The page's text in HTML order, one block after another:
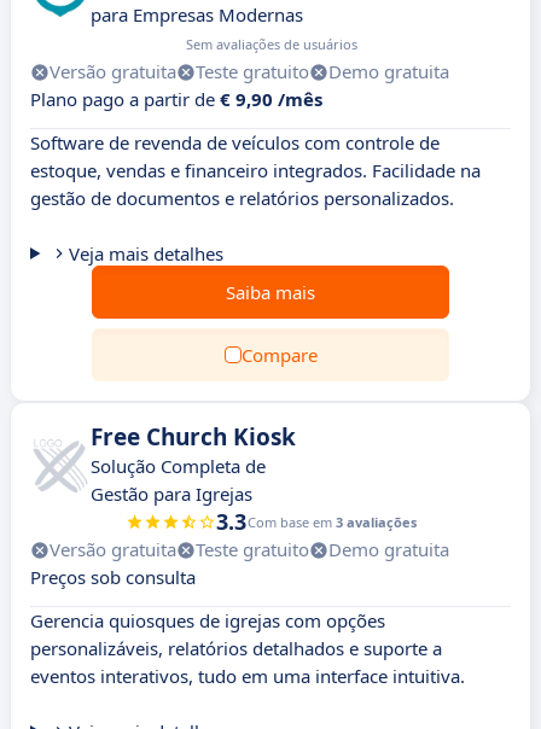
para Empresas Modernas
Sem avaliações de usuários
Versão gratuita Teste gratuito
Demo gratuita
Plano pago a partir de € 9,90 /mês
Software de revenda de veículos com controle de
estoque, vendas e financeiro integrados. Facilidade na
gestão de documentos e relatórios personalizados.
Veja mais detalhes
Saiba mais
Compare
Free Church Kiosk
Solução Completa de
Gestão para Igrejas
3.3Com base em 3 avaliações
Versão gratuita Teste gratuito
Demo gratuita
Preços sob consulta
Gerencia quiosques de igrejas com opções
personalizáveis, relatórios detalhados e suporte a
eventos interativos, tudo em uma interface intuitiva.